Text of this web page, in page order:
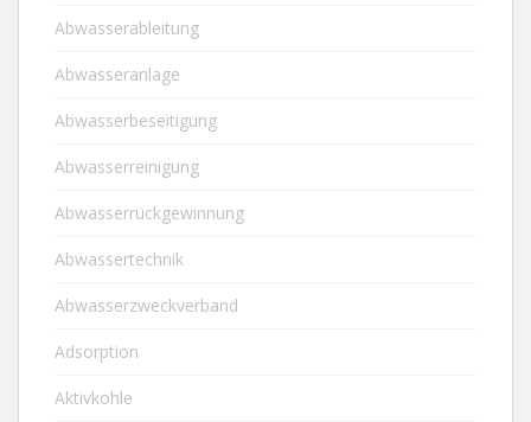
Abwasserableitung
Abwasseranlage
Abwasserbeseitigung
Abwasserreinigung
Abwasserrückgewinnung
Abwassertechnik
Abwasserzweckverband
Adsorption
Aktivkohle